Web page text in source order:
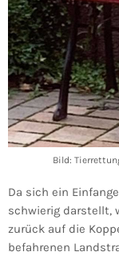
Bild:
Da sich ein
schwierig darstellt,
zurück auf die
befahrenen